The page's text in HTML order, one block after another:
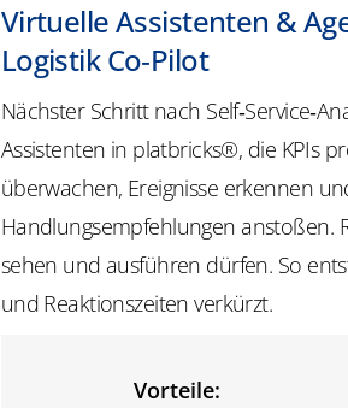
Virtuelle Assistenten &
Logistik Co‑Pilot
Nächster Schritt nach
Assistenten in platbricks®, die KPIs
überwachen, Ereignisse erkennen
Handlungsempfehlungen anstoßen.
sehen und ausführen dürfen. So
und Reaktionszeiten verkürzt.
Vorteile: